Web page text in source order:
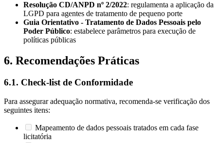
Resolução CD/ANPD nº 2/2022: regulamenta a aplicação da
LGPD para agentes de tratamento de pequeno porte
Guia Orientativo - Tratamento de Dados Pessoais pelo
Poder Público: estabelece parâmetros para execução de
políticas públicas
6. Recomendações Práticas
6.1. Check-list de Conformidade
Para assegurar adequação normativa, recomenda-se verificação dos
seguintes itens:
Mapeamento de dados pessoais tratados em cada fase
licitatória